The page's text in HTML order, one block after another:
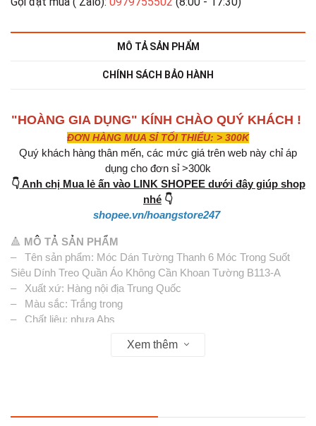
MÔ TẢ SẢN PHẨM
CHÍNH SÁCH BẢO HÀNH
"HOÀNG GIA DỤNG" KÍNH CHÀO QUÝ KHÁCH !
ĐƠN HÀNG MUA SỈ TỐI THIỂU: > 300K
Quý khách hàng thân mến, các mức giá trên web này chỉ áp
dụng cho đơn sỉ >300k
👇Anh chị Mua lẻ ấn vào LINK SHOPEE dưới đây giúp shop
nhé 👇
shopee.vn/hoangstore247
🔺 MÔ TẢ SẢN PHẨM
– Tên sản phẩm: Móc Dán Tường Thanh 6 Móc Trong Suốt
Siêu Dính Treo Quần Áo Không Cần Khoan Tường B113-A
– Xuất xứ: Hàng nội địa Trung Quốc
– Màu sắc: Trắng trong
– Chất liệu: nhựa Abs
– Vật liệu có thể dán: Gạch men, kính, nhựa mika, mặt phẳng
Xem thêm